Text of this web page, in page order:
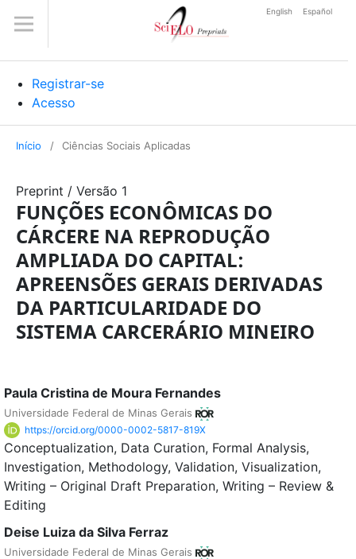
Registrar-se
Acesso
English Español
Início / Ciências Sociais Aplicadas
Preprint / Versão 1
FUNÇÕES ECONÔMICAS DO
CÁRCERE NA REPRODUÇÃO
AMPLIADA DO CAPITAL:
APREENSÕES GERAIS DERIVADAS
DA PARTICULARIDADE DO
SISTEMA CARCERÁRIO MINEIRO
Paula Cristina de Moura Fernandes
Universidade Federal de Minas Gerais
https://orcid.org/0000-0002-5817-819X
Conceptualization Data Curation Formal Analysis
Investigation Methodology Validation Visualization
Writing – Original Draft Preparation Writing – Review &
Editing
Deise Luiza da Silva Ferraz
Universidade Federal de Minas Gerais